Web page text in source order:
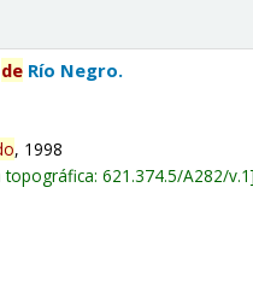
de Río Negro.
, 1998
topográfica:621.374.5/A282/v.1